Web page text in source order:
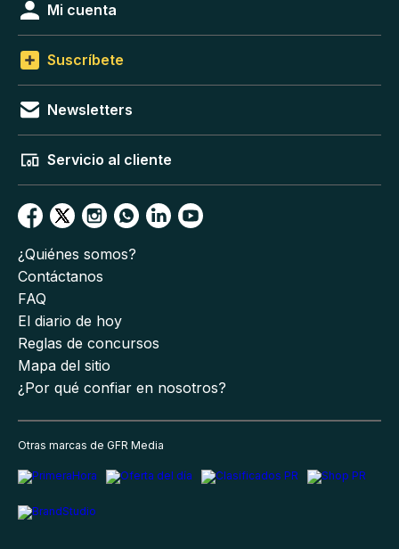
Mi cuenta
Suscríbete
Newsletters
Servicio al cliente
¿Quiénes somos?
Contáctanos
FAQ
El diario de hoy
Reglas de concursos
Mapa del sitio
¿Por qué confiar en nosotros?
Otras marcas de GFR Media